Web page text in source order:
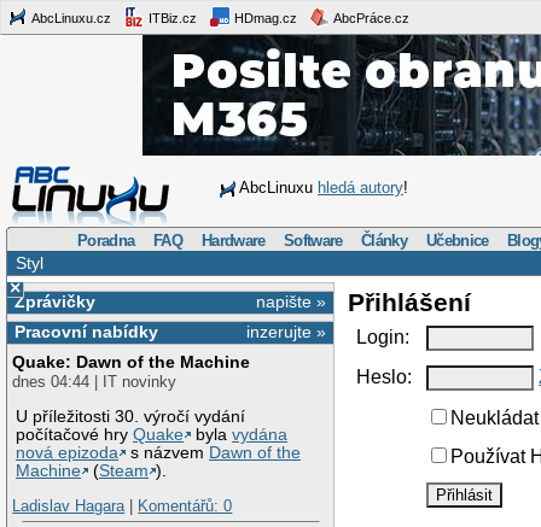
AbcLinuxu.cz ITBiz.cz HDmag.cz AbcPráce.cz
AbcLinuxu hledá autory!
Poradna FAQ Hardware Software Články Učebnice
Styl
×
napište »
Zprávičky
inzerujte »
Pracovní nabídky
Quake: Dawn of the Machine
dnes 04:44 | IT novinky
U příležitosti 30. výročí vydání
počítačové hryQuake bylavydána
nová epizoda
s názvem Dawn of the
Machine
(Steam ).
Ladislav Hagara| Komentářů: 0
Přihlášení
Login:
Heslo:
Používat